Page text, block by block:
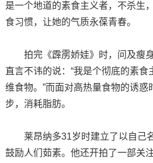
是一个地道的素食主义者，不杀生
食习惯，让她的气质永葆青春。
拍完《霹雳娇娃》时，问及瘦
直言不讳的说：“我是个彻底的素
维食物。”而面对高热量食物的诱惑
步，消耗脂肪。
莱昂纳多31岁时建立了以自己
鼓励人们茹素。他还开拍了一部关